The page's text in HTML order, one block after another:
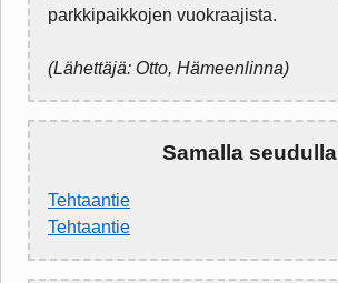
parkkipaikkojen vuokraajista.
(Lähettäjä: Otto, Hämeenlinna)
Samalla seudulla
Tehtaantie
Tehtaantie